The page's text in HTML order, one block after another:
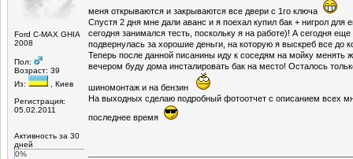
Ford C-MAX GHIA
2008
Пол:
Возраст: 39
Из:
, Киев
Регистрация:
05.02.2011
Активность за 30
дней
0%
меня открываются и закрываются все двери с 1го ключа
Спустя 2 дня мне дали аванс и я поехал купил бак + нигрол для
сегодня занимался тесть, поскольку я на работе)! А сегодня
подвернулась за хорошие деньги, на которую я выскреб все до
Теперь после данной писанины иду к соседям на мойку менять
вечером буду дома инсталировать бак на место! Осталось
шиномонтаж и на бензин
На выходных сделаю подробный фотоотчет с описанием всех
последнее время